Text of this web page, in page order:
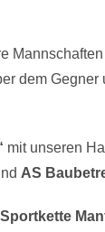
dem Gegner
mit unseren
AS
Sportkette